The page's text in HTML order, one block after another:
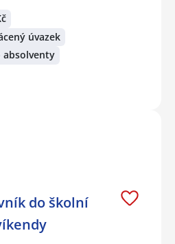
úvazek
absolventy
do školní